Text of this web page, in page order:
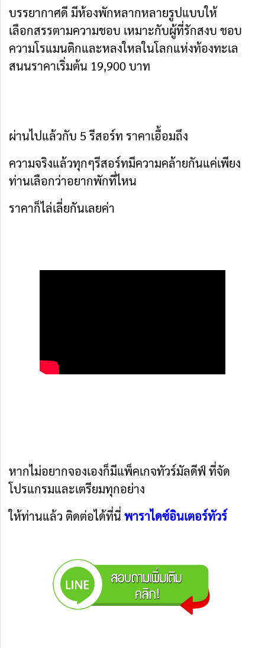
บรรยากาศดี มีห้องพักหลากหลายรูปแบบให้
เลือกสรรตามความชอบ เหมาะกับผู้ที่รักสงบ ชอบ
ความโรแมนติกและหลงใหลในโลกแห่งท้องทะเล
สนนราคาเริ่มต้น 19,900 บาท
ผ่านไปแล้วกับ 5 รีสอร์ท ราคาเอื้อมถึง
ความจริงแล้วทุกๆรีสอร์ทมีความคล้ายกันแค่เพียง
ท่านเลือกว่าอยากพักที่ไหน
ราคาก็ไล่เลี่ยกันเลยค่า
หากไม่อยากจองเองก็มีแพ็คเกจทัวร์มัลดีฟ์ ที่จัด
โปรแกรมและเตรียมทุกอย่าง
ให้ท่านแล้ว ติดต่อได้ที่นี่ พาราไดซ์อินเตอร์ทัวร์